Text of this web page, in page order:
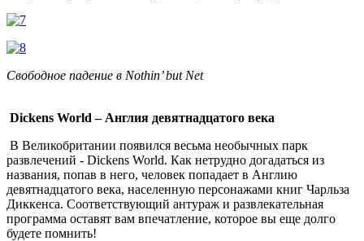
Свободное падение в Nothin’ but Net
Dickens World – Англия девятнадцатого века
В Великобритании появился весьма необычных парк
развлечений - Dickens World. Как нетрудно догадаться из
названия, попав в него, человек попадает в Англию
девятнадцатого века, населенную персонажами книг Чарльза
Диккенса. Соответствующий антураж и развлекательная
программа оставят вам впечатление, которое вы еще долго
будете помнить!